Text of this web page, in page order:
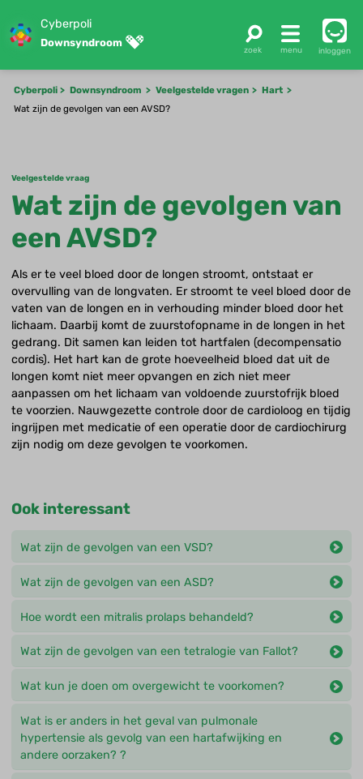
Cyberpoli
Downsyndroom
inloggen
Cyberpoli Downsyndroom Veelgestelde vragen
Hart
Wat zijn de gevolgen van een AVSD?
Veelgestelde vraag
Wat zijn de gevolgen van
een AVSD?
Als er te veel bloed door de longen stroomt, ontstaat er
overvulling van de longvaten. Er stroomt te veel bloed door de
vaten van de longen en in verhouding minder bloed door het
lichaam. Daarbij komt de zuurstofopname in de longen in het
gedrang. Dit samen kan leiden tot hartfalen (decompensatio
cordis). Het hart kan de grote hoeveelheid bloed dat uit de
longen komt niet meer opvangen en zich niet meer
aanpassen om het lichaam van voldoende zuurstofrijk bloed
te voorzien. Nauwgezette controle door de cardioloog en tijdig
ingrijpen met medicatie of een operatie door de cardiochirurg
zijn nodig om deze gevolgen te voorkomen.
Ook interessant
Wat zijn de gevolgen van een VSD?
Wat zijn de gevolgen van een ASD?
Hoe wordt een mitralis prolaps behandeld?
Wat zijn de gevolgen van een tetralogie van Fallot?
Wat kun je doen om overgewicht te voorkomen?
Wat is er anders in het geval van pulmonale
hypertensie als gevolg van een hartafwijking en
andere oorzaken? ?